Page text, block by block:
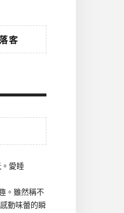
客
愛睡
。雖然稱不
動味蕾的瞬